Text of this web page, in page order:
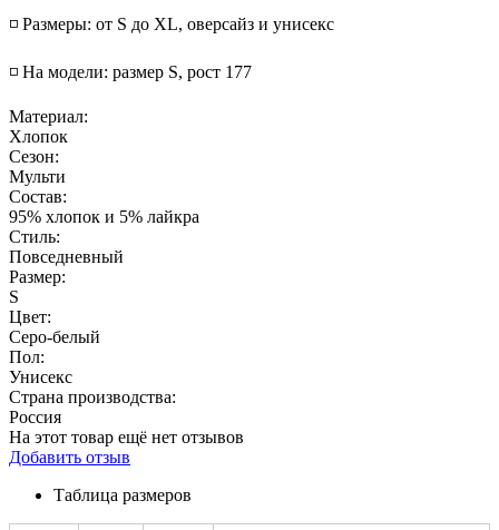
◽️ Размеры: от S до XL, оверсайз и унисекс
◽️ На модели: размер S, рост 177
Материал:
Хлопок
Сезон:
Мульти
Состав:
95% хлопок и 5% лайкра
Стиль:
Повседневный
Размер:
S
Цвет:
Серо-белый
Пол:
Унисекс
Страна производства:
Россия
На этот товар ещё нет отзывов
Добавить отзыв
Таблица размеров